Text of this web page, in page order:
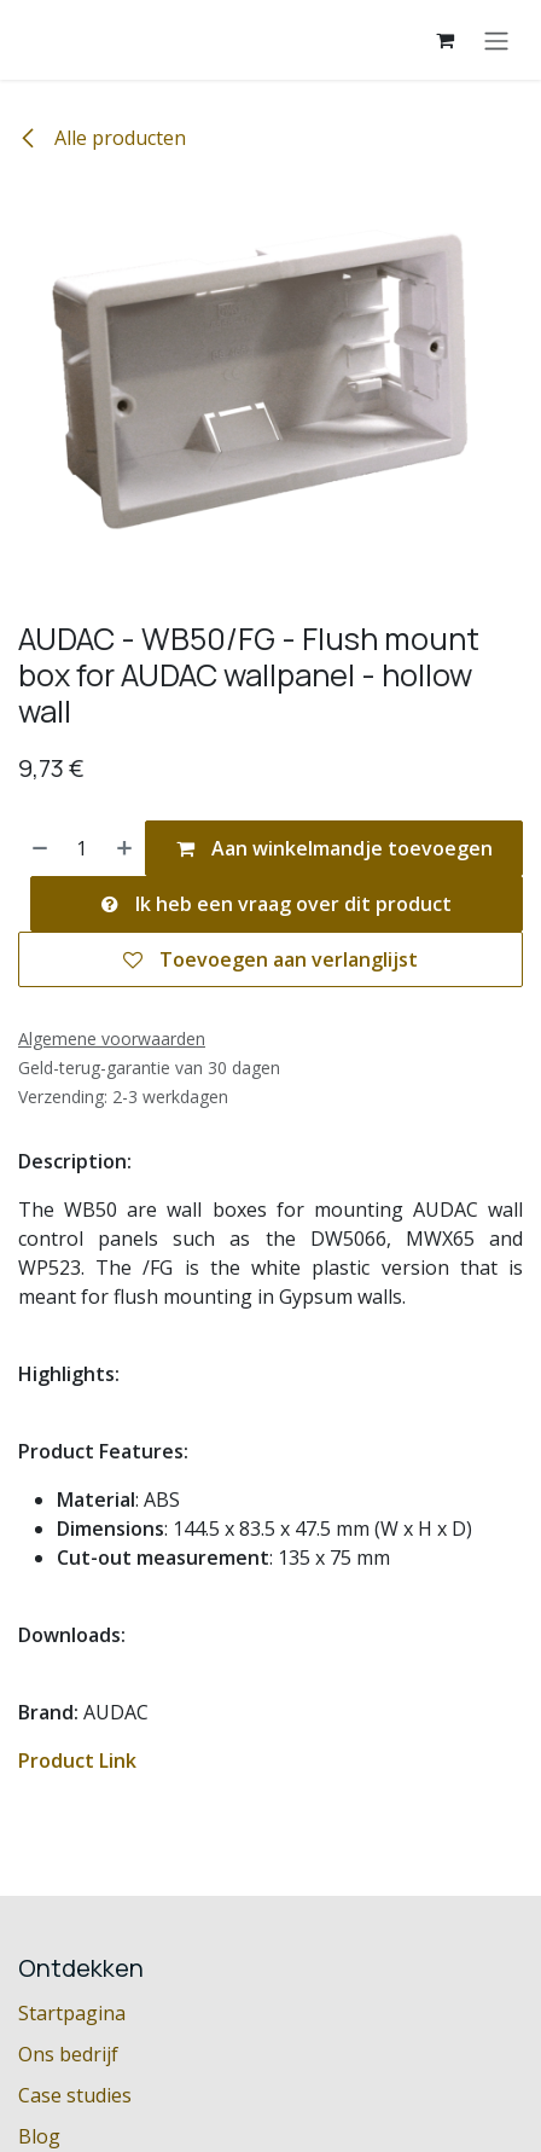
Alle producten
AUDAC - WB50/FG - Flush mount
box for AUDAC wallpanel - hollow
wall
9,73€
Aan winkelmandje toevoegen
Ik heb een vraag over dit product
Toevoegen aan verlanglijst
Algemene voorwaarden
Geld-terug-garantie van 30 dagen
Verzending: 2-3 werkdagen
Description:
The WB50 are wall boxes for mounting AUDAC wall
control panels such as the DW5066, MWX65 and
WP523. The /FG is the white plastic version that is
meant for flush mounting in Gypsum walls.
Highlights:
Product Features:
Material: ABS
Dimensions: 144.5 x 83.5 x 47.5 mm (W x H x D)
Cut-out measurement: 135 x 75 mm
Downloads:
Brand: AUDAC
Product Link
Ontdekken
Startpagina
Ons bedrijf
Case studies
Blog